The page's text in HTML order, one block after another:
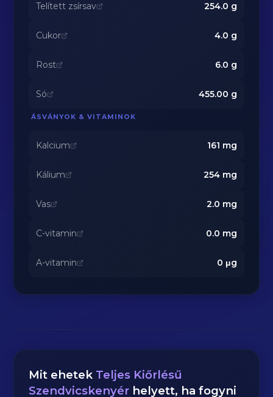
Telített zsírsav 254.0 g
Cukor 4.0 g
Rost 6.0 g
Só 455.00 g
ÁSVÁNYOK & VITAMINOK
Kalcium 161 mg
Kálium 254mg
Vas 2.0 mg
C-vitamin 0.0 mg
A-vitamin 0 μg
Mit ehetek Teljes Kiőrlésű
Szendvicskenyér helyett, ha fogyni